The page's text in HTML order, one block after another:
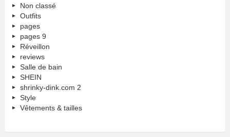
Non classé
Outfits
pages
pages 9
Réveillon
reviews
Salle de bain
SHEIN
shrinky-dink.com 2
Style
Vêtements & tailles